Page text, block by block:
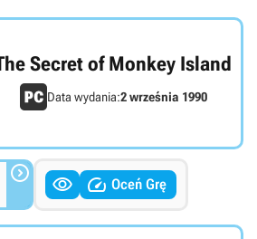
Secret of Monkey Island
Data wydania:2 września 1990
   Oceń Grę